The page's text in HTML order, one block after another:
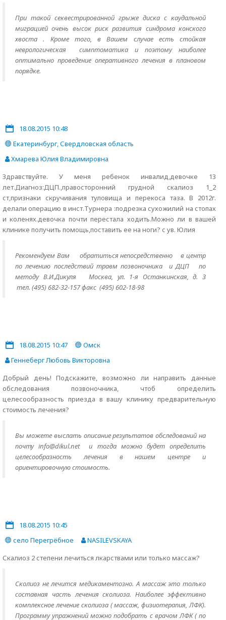
При такой секвестрированной грыже диска с каудальной
миграцией очень высок риск развития синдрома конского
хвоста . Кроме того, в Вашем случае есть стойкая
неврологическая симптоматика и поэтому наиболее
оптимально проведение оперативного лечения в плановом
порядке.
18.08.2015 10:48
Екатеринбург, Свердловская область
Хмарева Юлия Владимировна
Здравствуйте. У меня ребенок инвалид,девочке 13
лет.Диагноз:ДЦП.,правосторонний грудной скалиоз 1_2
ст,признаки скручивания туловища и перекоса таза. В 2012г.
делали операцию в инст.Турнера :подрезка сухожилий на стопах
и коленях.девочка почти перестала ходить.Можно ли в вашей
клинике получить помощь,поставить ее на ноги? с ув. Юлия
Рекомендуем Вам обратиться непосредственно
в центр
по лечению последствий травм позвоночника и ДЦП по
методу В.И.Дикуля Москва, ул. 1-я Останкинская, д. 3
тел. (495) 682-32-157 факс (495) 602-18-98
18.08.2015 10:47
Омск
Геннеберг Любовь Викторовна
Добрый день! Подскажите, возможно ли направить данные
обследования позвоночника, чтоб определить
целесообразность приезда в вашу клинику предварительную
стоимость лечения?
Вы можете выслать описание результатов обследований на
почту info@dikul.net и тогда можно будет определить
целесообразность лечения в нашем центре и
ориентировочную стоимость.
18.08.2015 10:45
село Перегрёбное
NASILEVSKAYA
Скалиоз 2 степени лечиться лкарствами или только массаж?
Сколиоз не лечится медикаментозно. А массаж это только
составная часть лечения сколиоза. Наиболее эффективно
комплексное лечение сколиоза ( массаж, физиотерапия, ЛФК).
Программу упражнений можно подобрать с врачом ЛФК ( по